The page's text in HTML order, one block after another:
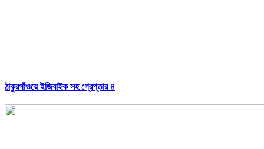
ঠাকুরগাঁওয়ে ইজিবাইক সহ গ্রেপ্তার ৪